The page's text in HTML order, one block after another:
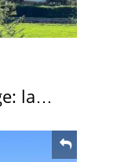
la